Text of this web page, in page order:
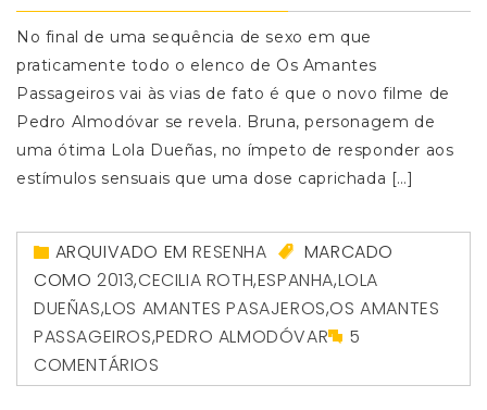
No final de uma sequência de sexo em que
praticamente todo o elenco de Os Amantes
Passageiros vai às vias de fato é que o novo filme de
Pedro Almodóvar se revela. Bruna, personagem de
uma ótima Lola Dueñas, no ímpeto de responder aos
estímulos sensuais que uma dose caprichada […]
ARQUIVADO EMRESENHA
MARCADO
COMO 2013,CECILIA ROTH,ESPANHA,LOLA
DUEÑAS,LOS AMANTES PASAJEROS,OS AMANTES
PASSAGEIROS,PEDRO ALMODÓVAR
5
COMENTÁRIOS